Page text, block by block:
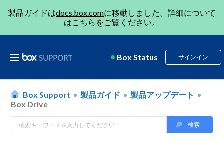
製品ガイドはdocs.box.comに移動しました。詳細について
はこちら をご覧ください。
Box Status サインイン
Box Support 製品ガイド
製品アップデート
Box Drive